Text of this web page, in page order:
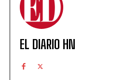
EL DIARIO HN